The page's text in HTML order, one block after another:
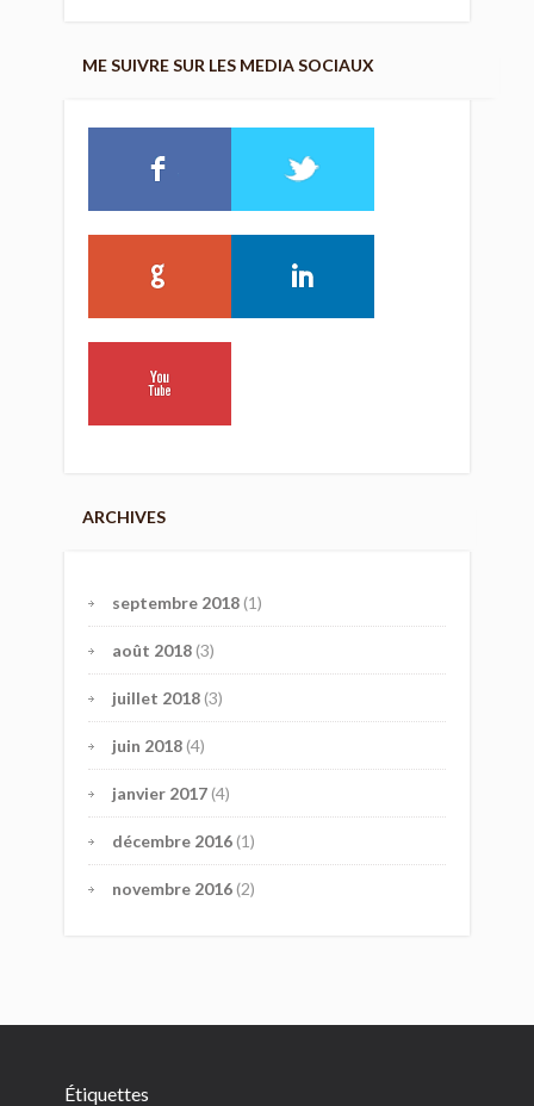
ME SUIVRE SUR LES MEDIA SOCIAUX
ARCHIVES
septembre 2018 (1)
août 2018 (3)
juillet 2018 (3)
juin 2018 (4)
janvier 2017 (4)
décembre 2016 (1)
novembre 2016 (2)
Étiquettes